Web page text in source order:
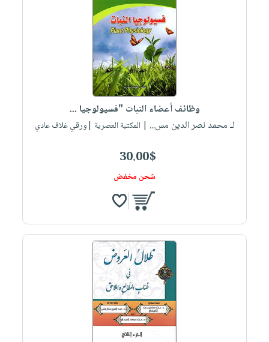
وظائف أعضاء النبات "فسيولوجيا ...
لـ محمد نصر الدين مس... | المكتبة العصرية |ورقي غلاف عادي
30.00$
شحن مخفض